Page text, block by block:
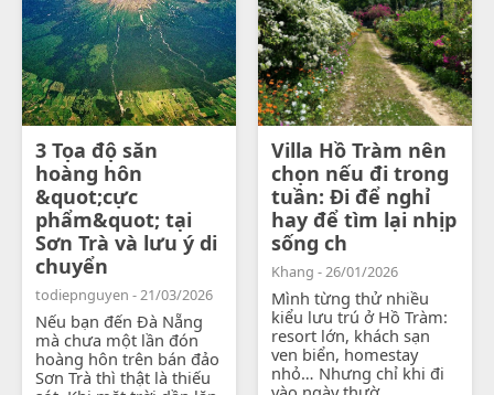
3 Tọa độ săn
hoàng hôn
&quot;cực
phẩm&quot; tại
Sơn Trà và lưu ý di
chuyển
todiepnguyen - 21/03/2026
Nếu bạn đến Đà Nẵng
mà chưa một lần đón
hoàng hôn trên bán đảo
Sơn Trà thì thật là thiếu
Villa Hồ Tràm nên
chọn nếu đi trong
tuần: Đi để nghỉ
hay để tìm lại nhịp
sống ch
Khang - 26/01/2026
Mình từng thử nhiều
kiểu lưu trú ở Hồ Tràm:
resort lớn, khách sạn
ven biển, homestay
nhỏ… Nhưng chỉ khi đi